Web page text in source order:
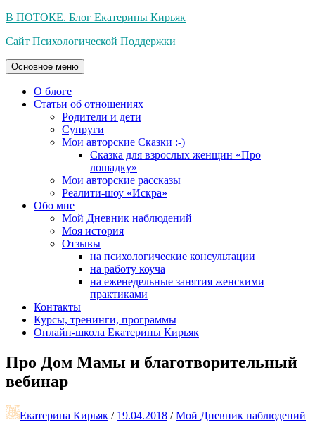
Перейти
содержимому
В ПОТОКЕ. Блог Екатерины Кирьяк
Сайт Психологической Поддержки
Основное меню
О блоге
Статьи об отношениях
Родители и дети
Супруги
Мои авторские Сказки :-)
Сказка для взрослых женщин «Про
лошадку»
Мои авторские рассказы
Реалити-шоу «Искра»
Обо мне
Мой Дневник наблюдений
Моя история
Отзывы
на психологические консультации
на работу коуча
на еженедельные занятия женскими
практиками
Контакты
Курсы, тренинги, программы
Онлайн-школа Екатерины Кирьяк
Про Дом Мамы и благотворительный
вебинар
Екатерина Кирьяк / 19.04.2018 / Мой Дневник наблюдений